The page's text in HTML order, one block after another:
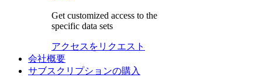
Get customized access to the
specific data sets
アクセスをリクエスト
会社概要
サブスクリプションの購入